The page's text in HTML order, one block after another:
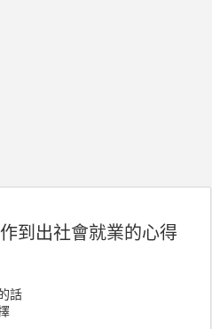
到出社會就業的心得
話